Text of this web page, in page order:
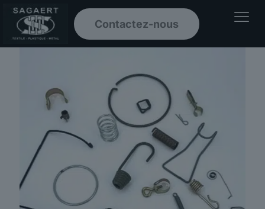
Contactez-nous